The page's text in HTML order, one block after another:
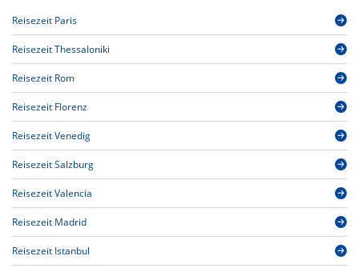
Reisezeit Paris
Reisezeit Thessaloniki
Reisezeit Rom
Reisezeit Florenz
Reisezeit Venedig
Reisezeit Salzburg
Reisezeit Valencia
Reisezeit Madrid
Reisezeit Istanbul